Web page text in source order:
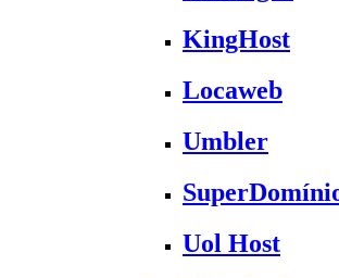
KingHost
Locaweb
Umbler
Uol Host